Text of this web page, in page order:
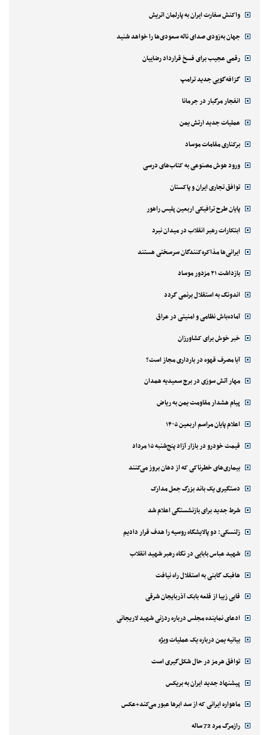
واکنش سفارت ایران به پارلمان اتریش
جهان به‌زودی صدای ناله سعودی‌ها را خواهد شنید
رقمی عجیب برای فسخ قرارداد رضاییان
گزافه‌گویی جدید ترامپ
انفجار مرگبار در جرمانا
عملیات جدید ارتش یمن
برکناری مقامات موساد
ورود هوش مصنوعی به کتاب‌های درسی
توافق تجاری ایران و پاکستان
پایان طرح ترافیکی اربعین پلیس راهور
ابتکارات رهبر انقلاب در میدان نبرد
ایرانی‌ها مذاکره‌کنندگان سرسختی هستند
بازداشت ۲۱ مزدور موساد
اندونگ به استقلال برنمی گردد
آماده‌باش نظامی و امنیتی در عراق
خبر خوش برای کشاورزان
آیا مصرف قهوه در بارداری مجاز است؟
مهار آتش سوزی در برج سعیدیه همدان
پیام هشدار مقاومت یمن به ریاض
اعلام پایان مراسم اربعین ۱۴۰۵
قیمت خودرو در بازار آزاد پنج‌شنبه ۱۵ مرداد
بیماری‌های خطرناکی که از دهان بروز می‌کنند
دستگیری یک باند بزرگ جعل مدارک
شرط جدید برای بازنشستگی اعلام شد
زلنسکی: دو پالایشگاه روسیه را هدف قرار دادیم
شهید عباس بابایی در نگاه رهبر شهید انقلاب
هافبک گابنی به استقلال راه نیافت
قابی زیبا از قلعه بابک آذربایجان شرقی
ادعای نماینده مجلس درباره ردزنی شهید لاریجانی
بیانیه یمن درباره یک عملیات ویژه
توافق هرمز در حال شکل‌گیری است
پیشنهاد جدید ایران به بریکس
ماهواره ایرانی که از سد ابرها عبور می‌کند+عکس
رازمرگ مرد 72 ساله